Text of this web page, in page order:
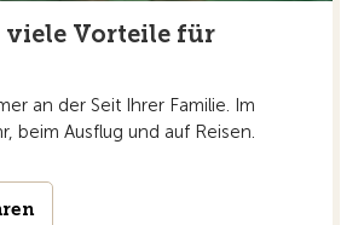
viele Vorteile für
an der Seit Ihrer Familie. Im
beim Ausflug und auf Reisen.